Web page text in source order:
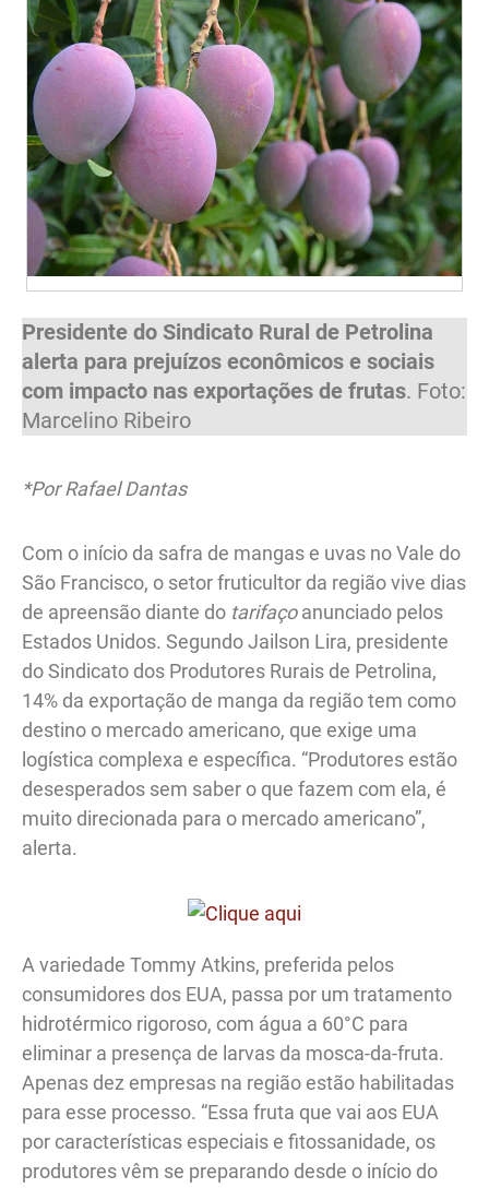
Presidente do Sindicato Rural de Petrolina
alerta para prejuízos econômicos e sociais
com impacto nas exportações de frutas. Foto:
Marcelino Ribeiro
*Por Rafael Dantas
Com o início da safra de mangas e uvas no Vale do
São Francisco, o setor fruticultor da região vive dias
de apreensão diante do tarifaçoanunciado pelos
Estados Unidos. Segundo Jailson Lira, presidente
do Sindicato dos Produtores Rurais de Petrolina,
14% da exportação de manga da região tem como
destino o mercado americano, que exige uma
logística complexa e específica. “Produtores estão
desesperados sem saber o que fazem com ela, é
muito direcionada para o mercado americano”,
alerta.
A variedade Tommy Atkins, preferida pelos
consumidores dos EUA, passa por um tratamento
hidrotérmico rigoroso, com água a 60°C para
eliminar a presença de larvas da mosca-da-fruta.
Apenas dez empresas na região estão habilitadas
para esse processo. “Essa fruta que vai aos EUA
por características especiais e fitossanidade, os
produtores vêm se preparando desde o início do